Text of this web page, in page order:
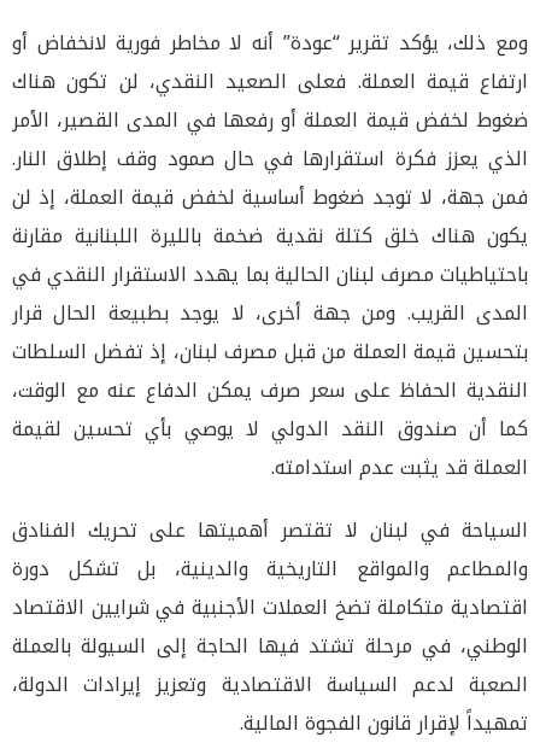
ومع ذلك، يؤكد تقرير “عودة” أنه لا مخاطر فورية لانخفاض أو
ارتفاع قيمة العملة. فعلى الصعيد النقدي، لن تكون هناك
ضغوط لخفض قيمة العملة أو رفعها في المدى القصير، الأمر
الذي يعزز فكرة استقرارها في حال صمود وقف إطلاق النار.
فمن جهة، لا توجد ضغوط أساسية لخفض قيمة العملة، إذ لن
يكون هناك خلق كتلة نقدية ضخمة بالليرة اللبنانية مقارنة
باحتياطيات مصرف لبنان الحالية بما يهدد الاستقرار النقدي في
المدى القريب. ومن جهة أخرى، لا يوجد بطبيعة الحال قرار
بتحسين قيمة العملة من قبل مصرف لبنان، إذ تفضل السلطات
النقدية الحفاظ على سعر صرف يمكن الدفاع عنه مع الوقت،
كما أن صندوق النقد الدولي لا يوصي بأي تحسين لقيمة
العملة قد يثبت عدم استدامته.
السياحة في لبنان لا تقتصر أهميتها على تحريك الفنادق
والمطاعم والمواقع التاريخية والدينية، بل تشكل دورة
اقتصادية متكاملة تضخ العملات الأجنبية في شرايين الاقتصاد
الوطني، في مرحلة تشتد فيها الحاجة إلى السيولة بالعملة
الصعبة لدعم السياسة الاقتصادية وتعزيز إيرادات الدولة،
تمهيداً لإقرار قانون الفجوة المالية.